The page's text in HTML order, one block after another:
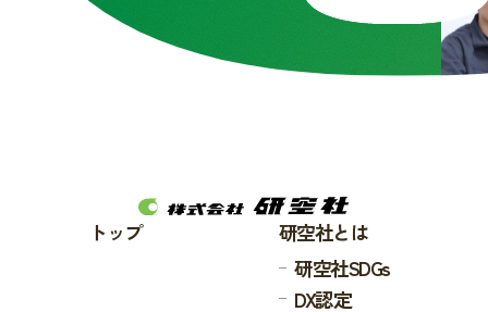
トップ
研空社とは
研空社SDGs
DX認定